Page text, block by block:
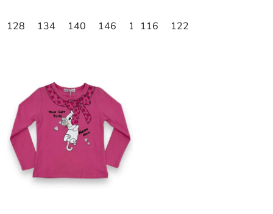
128 134 140 146 152 158
116 122